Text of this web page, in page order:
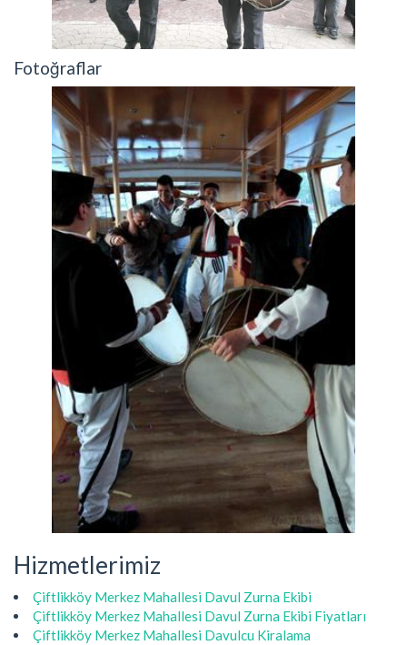
Fotoğraflar
Hizmetlerimiz
Çiftlikköy Merkez Mahallesi Davul Zurna Ekibi
Çiftlikköy Merkez Mahallesi Davul Zurna Ekibi Fiyatları
Çiftlikköy Merkez Mahallesi Davulcu Kiralama